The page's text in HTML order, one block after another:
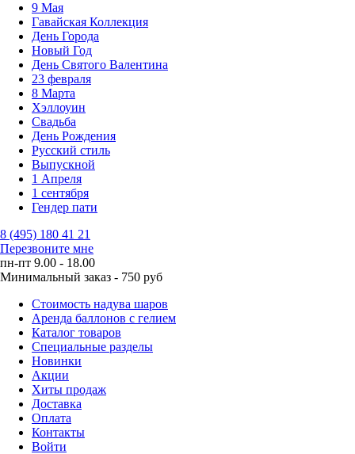
9 Мая
Гавайская Коллекция
День Города
Новый Год
День Святого Валентина
23 февраля
8 Марта
Хэллоуин
Свадьба
День Рождения
Русский стиль
Выпускной
1 Апреля
1 сентября
Гендер пати
8 (495) 180 41 21
Перезвоните мне
пн-пт 9.00 - 18.00
Минимальный заказ - 750 руб
Стоимость надува шаров
Аренда баллонов с гелием
Каталог товаров
Специальные разделы
Новинки
Акции
Хиты продаж
Доставка
Оплата
Контакты
Войти